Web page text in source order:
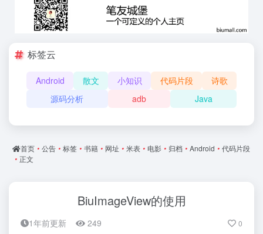
标签云
Android 散文 小知识 代码片段
诗歌
源码分析
adb Java
首页 • 公告 • 标签 • 书籍 • 网址 • 米表 • 电影 • 归档 • Android • 代码片段
• 正文
BiuImageView的使用
1年前更新 249 0